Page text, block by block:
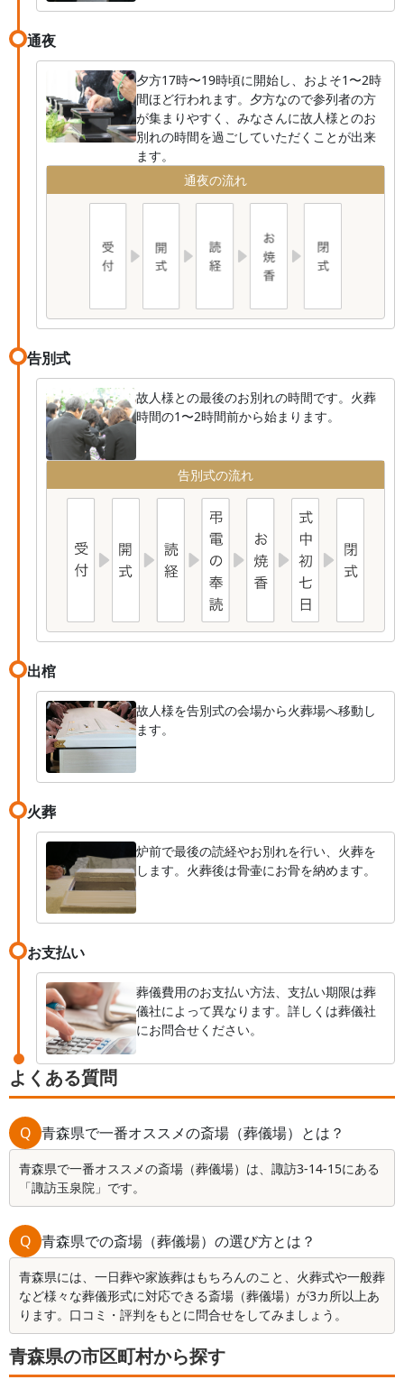
通夜
夕方17時〜19時頃に開始し、およそ1〜2時
間ほど行われます。夕方なので参列者の方
が集まりやすく、みなさんに故人様とのお
別れの時間を過ごしていただくことが出来
ます。
通夜の流れ
告別式
故人様との最後のお別れの時間です。火葬
時間の1〜2時間前から始まります。
告別式の流れ
出棺
故人様を告別式の会場から火葬場へ移動し
ます。
火葬
炉前で最後の読経やお別れを行い、火葬を
します。火葬後は骨壷にお骨を納めます。
お支払い
葬儀費用のお支払い方法、支払い期限は葬
儀社によって異なります。詳しくは葬儀社
にお問合せください。
よくある質問
Q 青森県で一番オススメの斎場（葬儀場）とは？
青森県で一番オススメの斎場（葬儀場）は、諏訪3-14-15にある
「諏訪玉泉院」です。
Q 青森県での斎場（葬儀場）の選び方とは？
青森県には、一日葬や家族葬はもちろんのこと、火葬式や一般葬
など様々な葬儀形式に対応できる斎場（葬儀場）が3カ所以上あ
ります。口コミ・評判をもとに問合せをしてみましょう。
青森県の市区町村から探す